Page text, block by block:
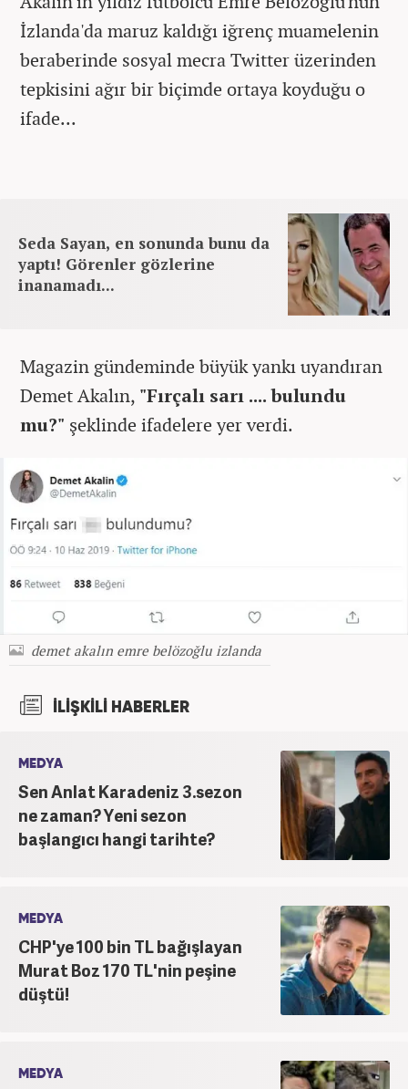
İzlanda'da maruz kaldığı iğrenç muamelenin
beraberinde sosyal mecra Twitter üzerinden
tepkisini ağır bir biçimde ortaya koyduğu o
ifade...
Seda Sayan, en sonunda bunu da
yaptı! Görenler gözlerine
inanamadı...
Magazin gündeminde büyük yankı uyandıran
Demet Akalın, "Fırçalı sarı .... bulundu
mu?" şeklinde ifadelere yer verdi.
demet akalın emre belözoğlu izlanda
İLİŞKİLİ HABERLER
MEDYA
Sen Anlat Karadeniz 3.sezon
ne zaman? Yeni sezon
başlangıcı hangi tarihte?
MEDYA
CHP'ye 100 bin TL bağışlayan
Murat Boz 170 TL'nin peşine
düştü!
MEDYA